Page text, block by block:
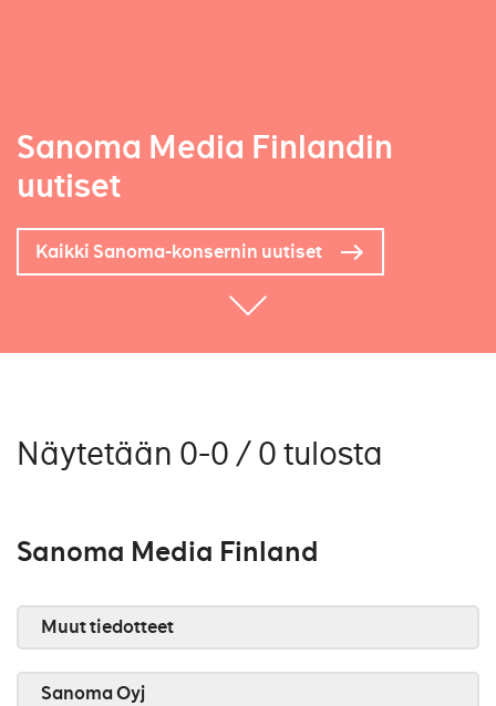
Sanoma Media Finlandin
uutiset
Kaikki Sanoma-konsernin uutiset
Näytetään 0-0 / 0 tulosta
Sanoma Media Finland
Muut tiedotteet
Sanoma Oyj